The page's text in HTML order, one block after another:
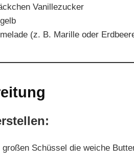
Vanillezucker
(z. B. Marille oder
großen Schüssel die weiche